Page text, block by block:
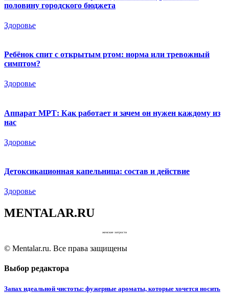
половину городского бюджета
Здоровье
Ребёнок спит с открытым ртом: норма или тревожный
симптом?
Здоровье
Аппарат МРТ: Как работает и зачем он нужен каждому из
нас
Здоровье
Детоксикационная капельница: состав и действие
Здоровье
MENTALAR.RU
женские хитрости
© Mentalar.ru. Все права защищены
Выбор редактора
Запах идеальной чистоты: фужерные ароматы, которые хочется носить